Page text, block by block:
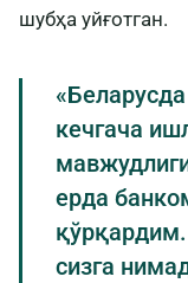
шубҳа уйғотган.
кечгача
ерда
сизга